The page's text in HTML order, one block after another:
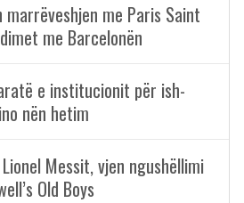
me Paris Saint
me Barcelonën
e institucionit për ish-
nën hetim
Messit, vjen ngushëllimi
Old Boys